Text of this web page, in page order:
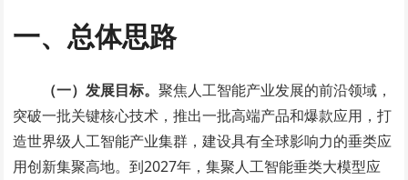
一、总体思路
（一）发展目标。聚焦人工智能产业发展的前沿领域，
突破一批关键核心技术，推出一批高端产品和爆款应用，打
造世界级人工智能产业集群，建设具有全球影响力的垂类应
用创新集聚高地。到2027年，集聚人工智能垂类大模型应